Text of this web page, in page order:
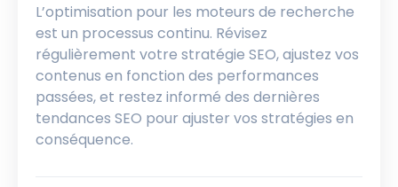
L’optimisation pour les moteurs de recherche
est un processus continu. Révisez
régulièrement votre stratégie SEO, ajustez vos
contenus en fonction des performances
passées, et restez informé des dernières
tendances SEO pour ajuster vos stratégies en
conséquence.